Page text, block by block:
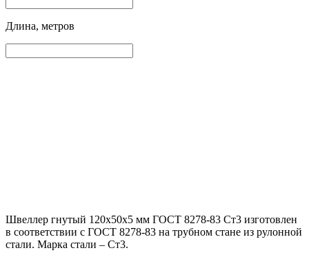
Длина, метров
Швеллер гнутый 120x50x5 мм ГОСТ 8278-83 Ст3 изготовлен
в соответствии с ГОСТ 8278-83 на трубном стане из рулонной
стали. Марка стали – Ст3.